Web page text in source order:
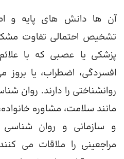
آن ها دانش های پایه و
تشخیص احتمالی تفاوت
پزشکی یا عصبی که با علائم
افسردگی، اضطراب، یا بروز
روانشناختی را دارند. روان
مانند سلامت، مشاوره
و سازمانی و روان
مراجعینی را ملاقات می